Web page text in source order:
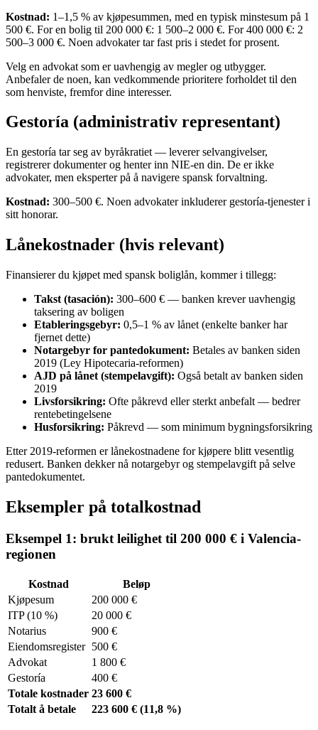
Kostnad: 1–1,5 % av kjøpesummen, med en typisk minstesum på 1
500 €. For en bolig til 200 000 €: 1 500–2 000 €. For 400 000 €: 2
500–3 000 €. Noen advokater tar fast pris i stedet for prosent.
Velg en advokat som er uavhengig av megler og utbygger.
Anbefaler de noen, kan vedkommende prioritere forholdet til den
som henviste, fremfor dine interesser.
Gestoría (administrativ representant)
En gestoría tar seg av byråkratiet — leverer selvangivelser,
registrerer dokumenter og henter inn NIE-en din. De er ikke
advokater, men eksperter på å navigere spansk forvaltning.
Kostnad: 300–500 €. Noen advokater inkluderer gestoría-tjenester i
sitt honorar.
Lånekostnader (hvis relevant)
Finansierer du kjøpet med spansk boliglån, kommer i tillegg:
Takst (tasación): 300–600 € — banken krever uavhengig
taksering av boligen
Etableringsgebyr: 0,5–1 % av lånet (enkelte banker har
fjernet dette)
Notargebyr for pantedokument: Betales av banken siden
2019 (Ley Hipotecaria-reformen)
AJD på lånet (stempelavgift): Også betalt av banken siden
2019
Livsforsikring: Ofte påkrevd eller sterkt anbefalt — bedrer
rentebetingelsene
Husforsikring: Påkrevd — som minimum bygningsforsikring
Etter 2019-reformen er lånekostnadene for kjøpere blitt vesentlig
redusert. Banken dekker nå notargebyr og stempelavgift på selve
pantedokumentet.
Eksempler på totalkostnad
Eksempel 1: brukt leilighet til 200 000 € i Valencia-
regionen
Kostnad
Beløp
Kjøpesum
200 000 €
ITP (10 %)
20 000 €
Notarius
900 €
Eiendomsregister 500 €
Advokat
1 800 €
Gestoría
400 €
Totale kostnader 23 600 €
Totalt å betale
223 600 € (11,8 %)